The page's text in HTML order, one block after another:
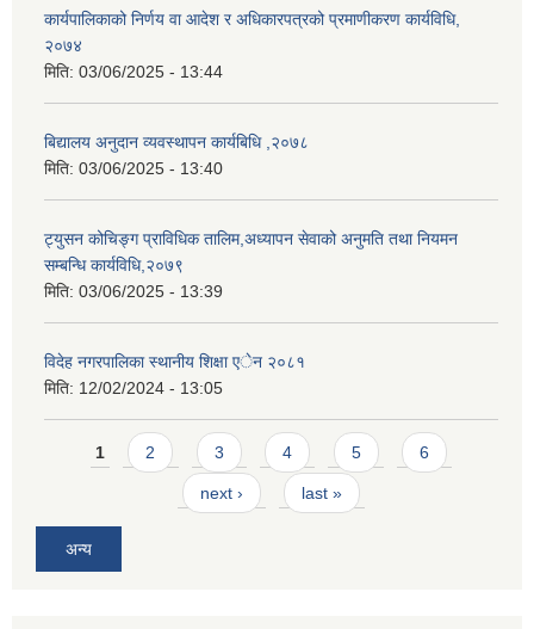
कार्यपालिकाको निर्णय वा आदेश र अधिकारपत्रको प्रमाणीकरण कार्यविधि,
२०७४
मिति: 03/06/2025 - 13:44
बिद्यालय अनुदान व्यवस्थापन कार्यबिधि ,२०७८
मिति: 03/06/2025 - 13:40
ट्युसन कोचिङ्ग प्राविधिक तालिम,अध्यापन सेवाको अनुमति तथा नियमन
सम्बन्धि कार्यविधि,२०७९
मिति: 03/06/2025 - 13:39
विदेह नगरपालिका स्थानीय शिक्षा एेन २०८१
मिति: 12/02/2024 - 13:05
Pages
1 2 3 4 5 6
next › last »
अन्य